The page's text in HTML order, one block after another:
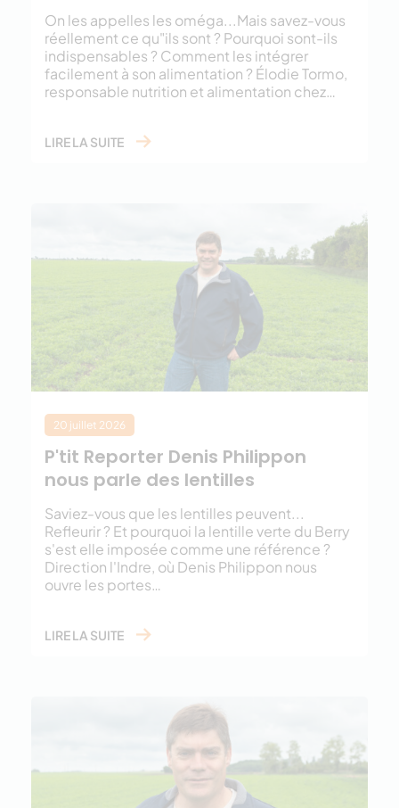
On les appelles les oméga...Mais savez-vous
réellement ce qu"ils sont ? Pourquoi sont-ils
indispensables ? Comment les intégrer
facilement à son alimentation ? Élodie Tormo,
responsable nutrition et alimentation chez…
LIRE LA SUITE
20 juillet 2026
P'tit Reporter Denis Philippon
nous parle des lentilles
Saviez-vous que les lentilles peuvent...
Refleurir ? Et pourquoi la lentille verte du Berry
s'est elle imposée comme une référence ?
Direction l'Indre, où Denis Philippon nous
ouvre les portes…
LIRE LA SUITE